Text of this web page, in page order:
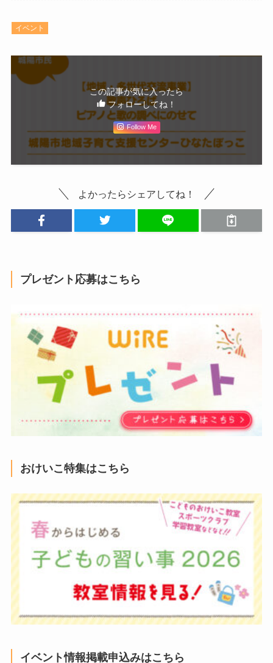
イベント
この記事が気に入ったら
フォローしてね！
Follow Me
よかったらシェアしてね！
プレゼント応募はこちら
おけいこ特集はこちら
イベント情報掲載申込みはこちら